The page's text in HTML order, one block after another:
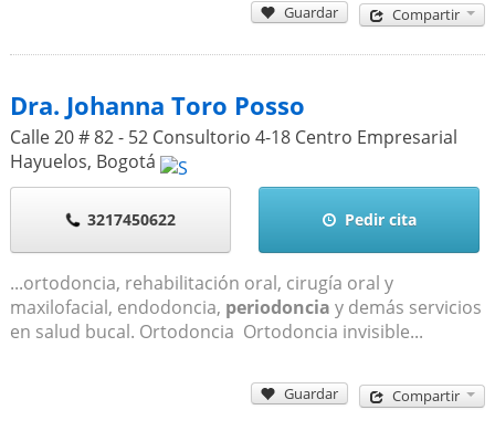
Guardar Compartir
Dra. Johanna Toro Posso
Calle 20 # 82 - 52 Consultorio 4-18 Centro Empresarial
Hayuelos, Bogotá
3217450622 Pedir cita
...ortodoncia, rehabilitación oral, cirugía oral y
maxilofacial, endodoncia, periodoncia y demás servicios
en salud bucal. Ortodoncia Ortodoncia invisible...
Guardar Compartir